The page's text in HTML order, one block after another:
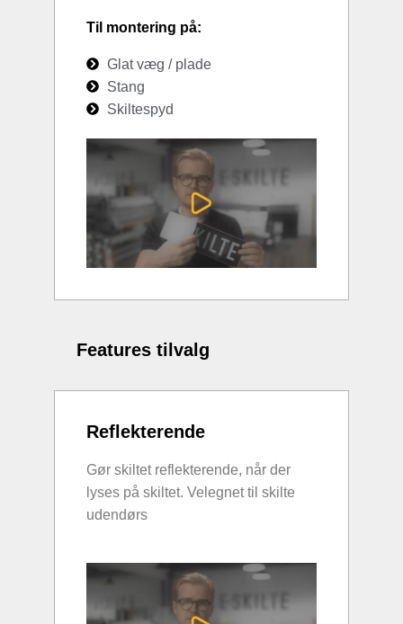
Til montering på:
Glat væg / plade
Stang
Skiltespyd
Features tilvalg
Reflekterende
Gør skiltet reflekterende, når der
lyses på skiltet. Velegnet til skilte
udendørs